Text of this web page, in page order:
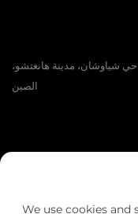
حي شياوشان، مدينة هانغتشو،
الصين
We use cookies